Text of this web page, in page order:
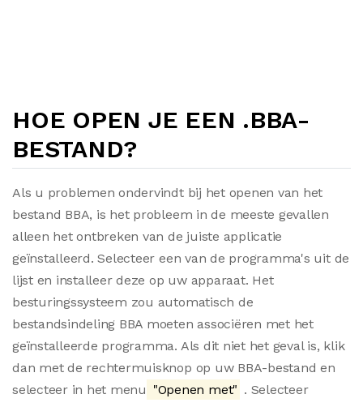
HOE OPEN JE EEN .BBA-
BESTAND?
Als u problemen ondervindt bij het openen van het
bestand BBA, is het probleem in de meeste gevallen
alleen het ontbreken van de juiste applicatie
geïnstalleerd. Selecteer een van de programma's uit de
lijst en installeer deze op uw apparaat. Het
besturingssysteem zou automatisch de
bestandsindeling BBA moeten associëren met het
geïnstalleerde programma. Als dit niet het geval is, klik
dan met de rechtermuisknop op uw BBA-bestand en
selecteer in het menu "Openen met" . Selecteer